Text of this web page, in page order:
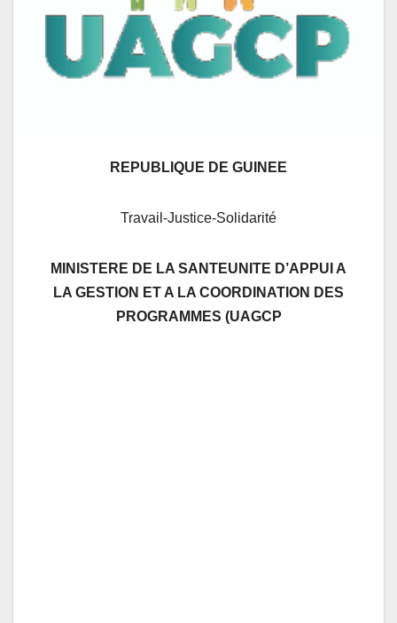
REPUBLIQUE DE GUINEE
Travail-Justice-Solidarité
MINISTERE DE LA SANTEUNITE D’APPUI A
LA GESTION ET A LA COORDINATION DES
PROGRAMMES (UAGCP